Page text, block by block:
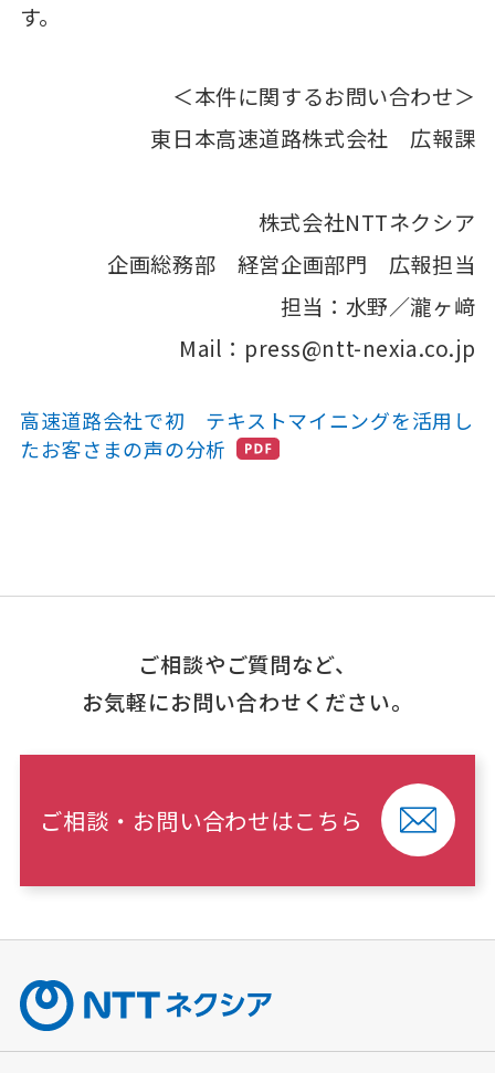
す。
＜本件に関するお問い合わせ＞
東日本高速道路株式会社 広報課
株式会社NTTネクシア
企画総務部 経営企画部門 広報担当
担当：水野／瀧ヶ﨑
Mail：press@ntt-nexia.co.jp
高速道路会社で初 テキストマイニングを活用し
たお客さまの声の分析
ご相談やご質問など、
お気軽にお問い合わせください。
ご相談・お問い合わせはこちら